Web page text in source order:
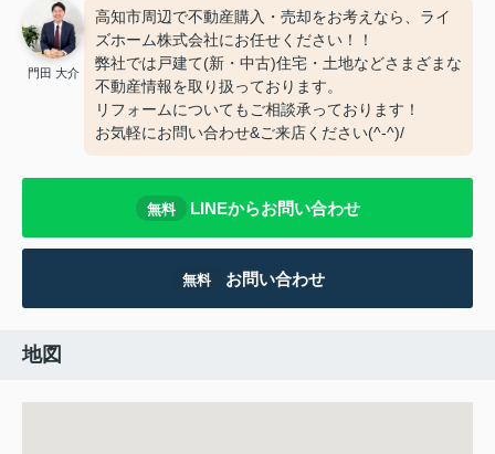
門田 大介
高知市周辺で不動産購入・売却をお考えなら、ライ
ズホーム株式会社にお任せください！！
弊社では戸建て(新・中古)住宅・土地などさまざまな
不動産情報を取り扱っております。
リフォームについてもご相談承っております！
お気軽にお問い合わせ&ご来店ください‍(^-^)/
無料 LINEからお問い合わせ
無料 お問い合わせ
地図